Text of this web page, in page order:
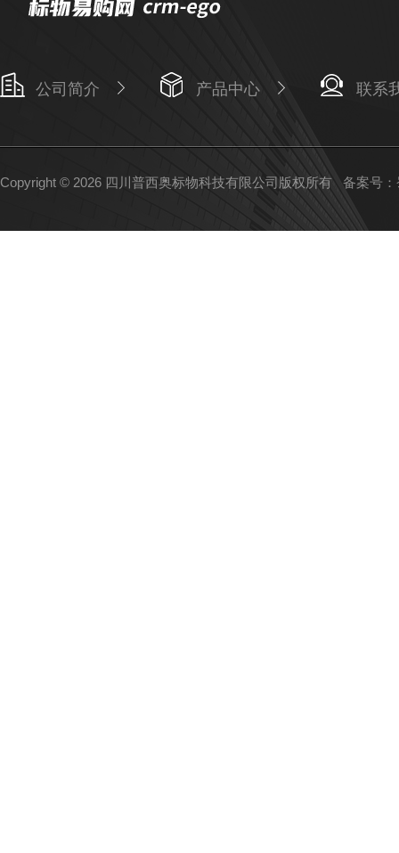
公司简介 产品中心 联系
Copyright © 2026 四川普西奥标物科技有限公司版权所有 备案号：